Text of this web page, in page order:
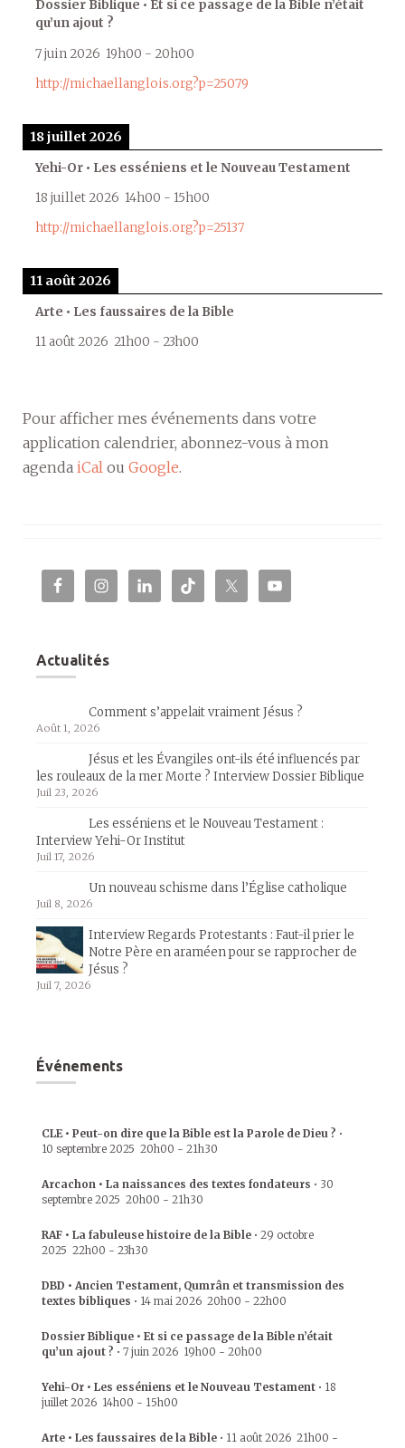
Dossier Biblique • Et si ce passage de la Bible n’était
qu’un ajout ?
7 juin 2026 19h00 - 20h00
http://michaellanglois.org?p=25079
18 juillet 2026
Yehi-Or • Les esséniens et le Nouveau Testament
18 juillet 2026 14h00 - 15h00
http://michaellanglois.org?p=25137
11 août 2026
Arte • Les faussaires de la Bible
11 août 2026 21h00 - 23h00
Pour afficher mes événements dans votre
application calendrier, abonnez-vous à mon
agenda iCal ou Google.
Actualités
Comment s’appelait vraiment Jésus ?
Août 1, 2026
Jésus et les Évangiles ont-ils été influencés par
les rouleaux de la mer Morte ? Interview Dossier Biblique
Juil 23, 2026
Les esséniens et le Nouveau Testament :
Interview Yehi-Or Institut
Juil 17, 2026
Un nouveau schisme dans l’Église catholique
Juil 8, 2026
Interview Regards Protestants : Faut-il prier le
Notre Père en araméen pour se rapprocher de
Jésus ?
Juil 7, 2026
Événements
CLE • Peut-on dire que la Bible est la Parole de Dieu ? •
10 septembre 2025 20h00 - 21h30
Arcachon • La naissances des textes fondateurs • 30
septembre 2025 20h00 - 21h30
RAF • La fabuleuse histoire de la Bible • 29 octobre
2025 22h00 - 23h30
DBD • Ancien Testament, Qumrân et transmission des
textes bibliques • 14 mai 2026 20h00 - 22h00
Dossier Biblique • Et si ce passage de la Bible n’était
qu’un ajout ? • 7 juin 2026 19h00 - 20h00
Yehi-Or • Les esséniens et le Nouveau Testament • 18
juillet 2026 14h00 - 15h00
Arte • Les faussaires de la Bible • 11 août 2026 21h00 -